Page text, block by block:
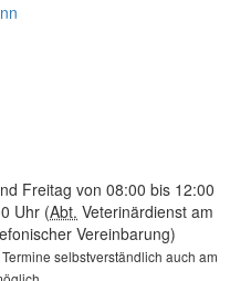
Freitag von 08:00 bis 12:00
Uhr (Abt. Veterinärdienst am
Vereinbarung)
selbstverständlich auch am